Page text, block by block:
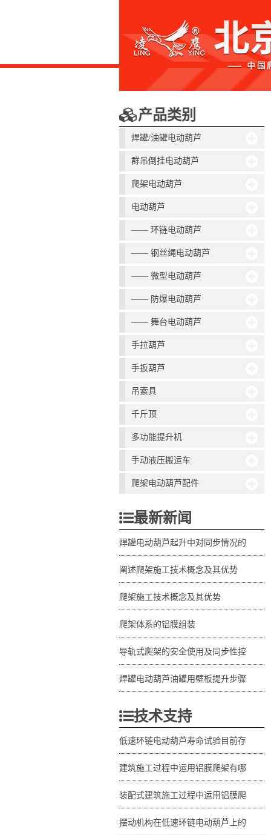
产品类别
焊罐/油罐电动葫芦
群吊倒挂电动葫芦
爬架电动葫芦
电动葫芦
—— 环链电动葫芦
—— 钢丝绳电动葫芦
—— 微型电动葫芦
—— 防爆电动葫芦
—— 舞台电动葫芦
手拉葫芦
手扳葫芦
吊索具
千斤顶
多功能提升机
手动液压搬运车
爬架电动葫芦配件
最新新闻
焊罐电动葫芦起升中对同步情况的
阐述爬架施工技术概念及其优势
爬架施工技术概念及其优势
爬架体系的铝膜组装
导轨式爬架的安全使用及同步性控
焊罐电动葫芦油罐用壁板提升步骤
技术支持
低速环链电动葫芦寿命试验目前存
建筑施工过程中运用铝膜爬架有哪
装配式建筑施工过程中运用铝膜爬
摆动机构在低速环链电动葫芦上的